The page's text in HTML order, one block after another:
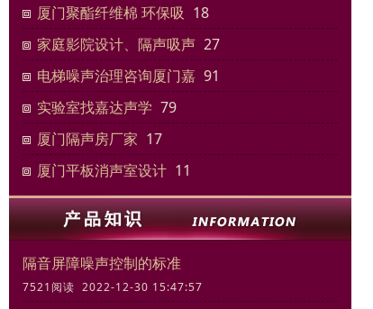
厦门聚酯纤维棉 环保吸 18
家庭影院设计、隔声吸声 27
电梯噪声治理咨询厦门嘉 91
实验室找嘉达声学 79
厦门隔声房厂家 17
厦门平板消声室设计 11
隔音屏障噪声控制的标准
7521阅读 2022-12-30 15:47:57